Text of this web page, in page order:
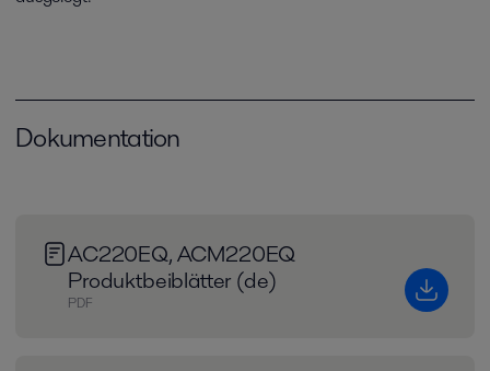
Dokumentation
AC220EQ, ACM220EQ
Produktbeiblätter (de)
PDF